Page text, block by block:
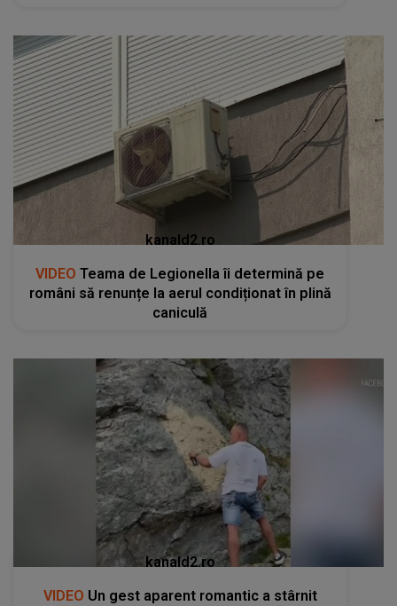
kanald2.ro
VIDEO Teama de Legionella îi determină pe
români să renunțe la aerul condiționat în plină
caniculă
kanald2.ro
VIDEO Un gest aparent romantic a stârnit